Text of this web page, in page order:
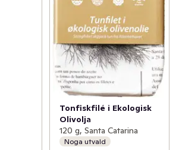
Tonfiskfilé i Ekologisk
Olivolja
120 g, Santa Catarina
Noga utvald